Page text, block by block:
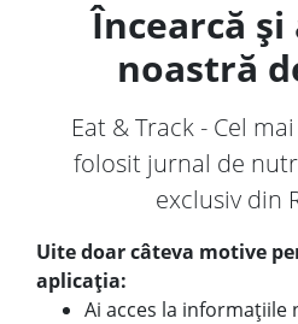
Încearcă
noastră
Eat & Track - Cel
folosit jurnal de
exclusiv din
Uite doar câteva motive
aplicația:
Ai acces la